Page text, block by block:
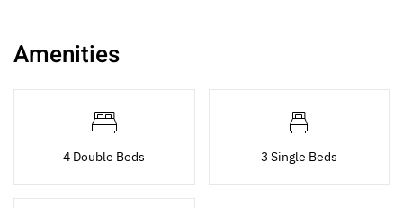
Amenities
4 Double Beds 3 Single Beds